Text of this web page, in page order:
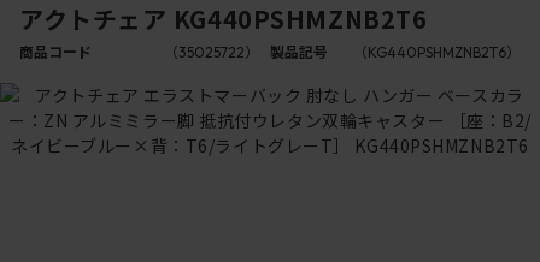
アクトチェア KG440PSHMZNB2T6
商品コード （35025722） 製品記号 （KG440PSHMZNB2T6）